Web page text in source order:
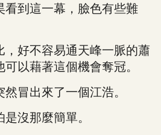
到這一幕，臉色有些難
好不容易通天峰一脈的蕭
以藉著這個機會奪冠。
冒出來了一個江浩。
沒那麼簡單。